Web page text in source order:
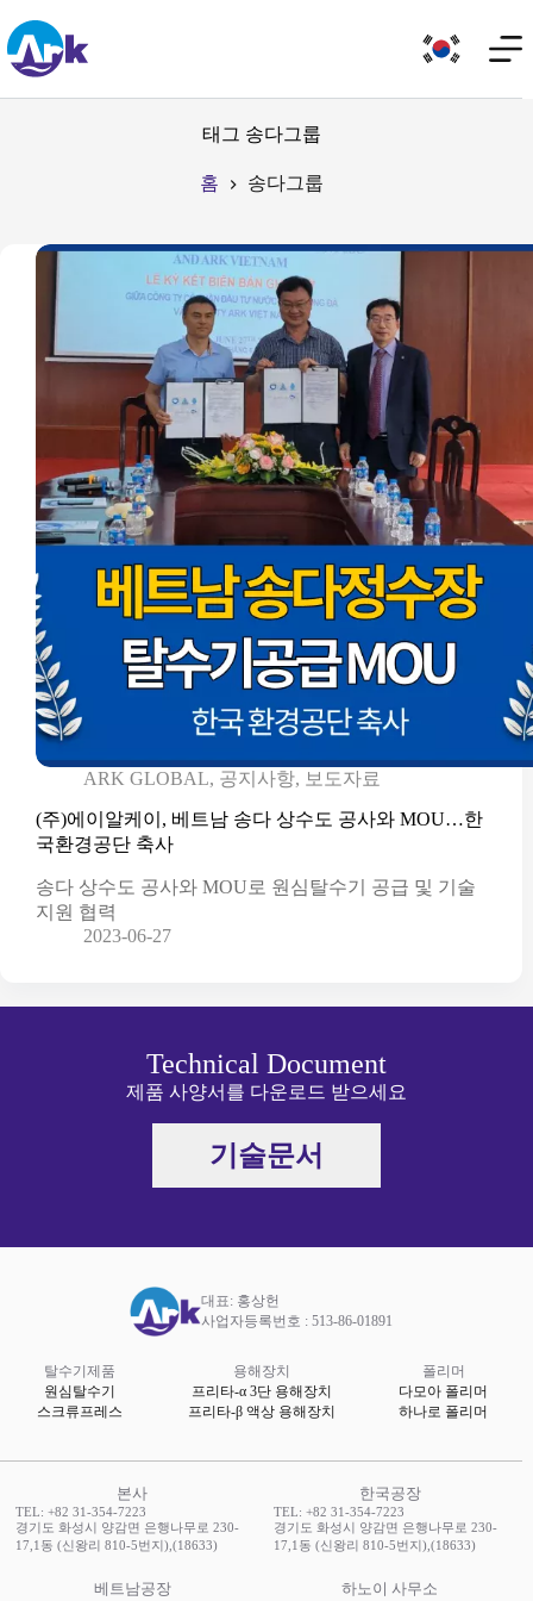
태그 송다그룹
홈 송다그룹
ARK GLOBAL, 공지사항, 보도자료
(주)에이알케이, 베트남 송다 상수도 공사와 MOU…한
국환경공단 축사
송다 상수도 공사와 MOU로 원심탈수기 공급 및 기술
지원 협력
2023-06-27
Technical Document
제품 사양서를 다운로드 받으세요
기술문서
대표: 홍상헌
사업자등록번호 : 513-86-01891
탈수기제품
원심탈수기
스크류프레스
용해장치
프리타-α 3단 용해장치
프리타-β 액상 용해장치
폴리머
다모아 폴리머
하나로 폴리머
본사
TEL: +82 31-354-7223
경기도 화성시 양감면 은행나무로 230-
17,1동 (신왕리 810-5번지),(18633)
한국공장
TEL: +82 31-354-7223
경기도 화성시 양감면 은행나무로 230-
17,1동 (신왕리 810-5번지),(18633)
베트남공장 하노이 사무소